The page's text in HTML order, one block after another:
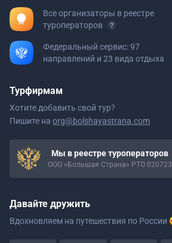
Все организаторы в реестре
туроператоров
Федеральный сервис: 97
направлений и 23 вида отдыха
Турфирмам
Хотите добавить свой тур?
Пишите на org@bolshayastrana.com
Мы в реестре туроператоров
ООО «Большая Страна» РТО 020723
Давайте дружить
Вдохновляем на путешествия по России